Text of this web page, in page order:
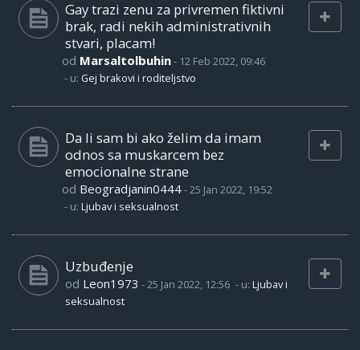
Gay trazi zenu za privremen fiktivni
brak, radi nekih administrativnih
stvari, placam!
od Marsaltolbuhin- 12 Feb 2022, 09:46
- u: Gej brakovi i roditeljstvo
Da li sam bi ako želim da imam
odnos sa muskarcem bez
emocionalne strane
od Beogradjanin0444-25 Jan 2022, 19:52
- u: Ljubav i seksualnost
Uzbuđenje
od Leon1973 -25 Jan 2022, 12:56 - u: Ljubav i
seksualnost